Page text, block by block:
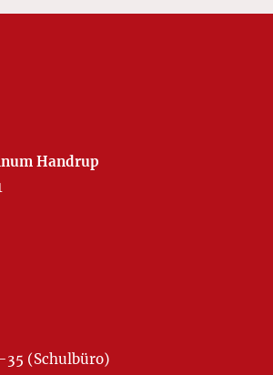
Handrup
(Schulbüro)